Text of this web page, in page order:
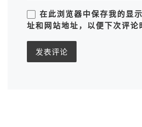
在此浏览器中保存我的显
址和网站地址，以便下次评论